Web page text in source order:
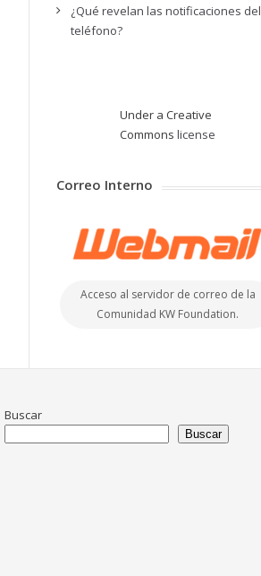
¿Qué revelan las notificaciones del
teléfono?
Under a Creative
Commons license
Correo Interno
Acceso al servidor de correo de la
Comunidad KW Foundation.
Buscar
Buscar